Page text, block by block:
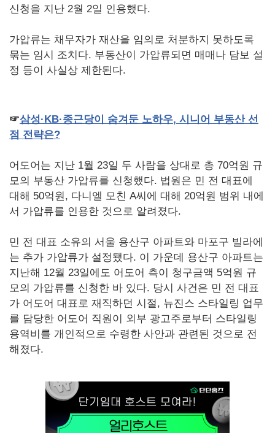
신청을 지난 2월 2일 인용했다.
가압류는 채무자가 재산을 임의로 처분하지 못하도록
묶는 임시 조치다. 부동산이 가압류되면 매매나 담보 설
정 등이 사실상 제한된다.
☞삼성·KB·종근당이 숨겨둔 노하우, 시니어 부동산 선
점 전략은?
어도어는 지난 1월 23일 두 사람을 상대로 총 70억원 규
모의 부동산 가압류를 신청했다. 법원은 민 전 대표에
대해 50억원, 다니엘 모친 A씨에 대해 20억원 범위 내에
서 가압류를 인용한 것으로 알려졌다.
민 전 대표 소유의 서울 용산구 아파트와 마포구 빌라에
는 추가 가압류가 설정됐다. 이 가운데 용산구 아파트는
지난해 12월 23일에도 어도어 측이 청구금액 5억원 규
모의 가압류를 신청한 바 있다. 당시 사건은 민 전 대표
가 어도어 대표로 재직하던 시절, 뉴진스 스타일링 업무
를 담당한 어도어 직원이 외부 광고주로부터 스타일링
용역비를 개인적으로 수령한 사안과 관련된 것으로 전
해졌다.